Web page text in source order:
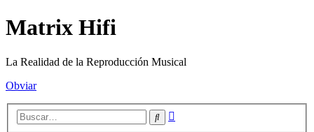
Matrix Hifi
La Realidad de la Reproducción Musical
Obviar
Buscar